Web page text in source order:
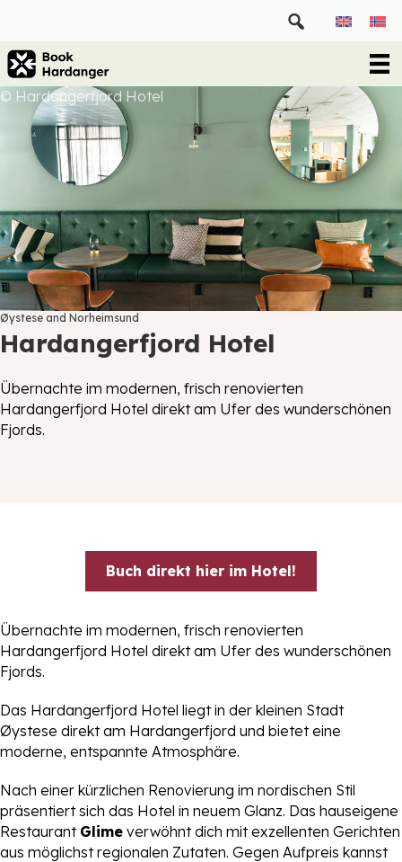
© Hardangerfjord Hotel
Øystese and Norheimsund
Hardangerfjord Hotel
Übernachte im modernen, frisch renovierten
Hardangerfjord Hotel direkt am Ufer des wunderschönen
Fjords.
Buch direkt hier im Hotel!
Übernachte im modernen, frisch renovierten
Hardangerfjord Hotel direkt am Ufer des wunderschönen
Fjords.
Das Hardangerfjord Hotel liegt in der kleinen Stadt
Øystese direkt am Hardangerfjord und bietet eine
moderne, entspannte Atmosphäre.
Nach einer kürzlichen Renovierung im nordischen Stil
präsentiert sich das Hotel in neuem Glanz. Das hauseigene
Restaurant Glime verwöhnt dich mit exzellenten Gerichten
aus möglichst regionalen Zutaten. Gegen Aufpreis kannst